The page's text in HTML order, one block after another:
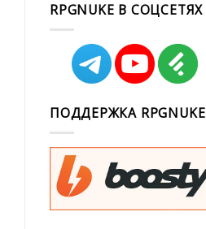
RPGNUKE В СОЦСЕТЯХ
ПОДДЕРЖКА RPGNUKE